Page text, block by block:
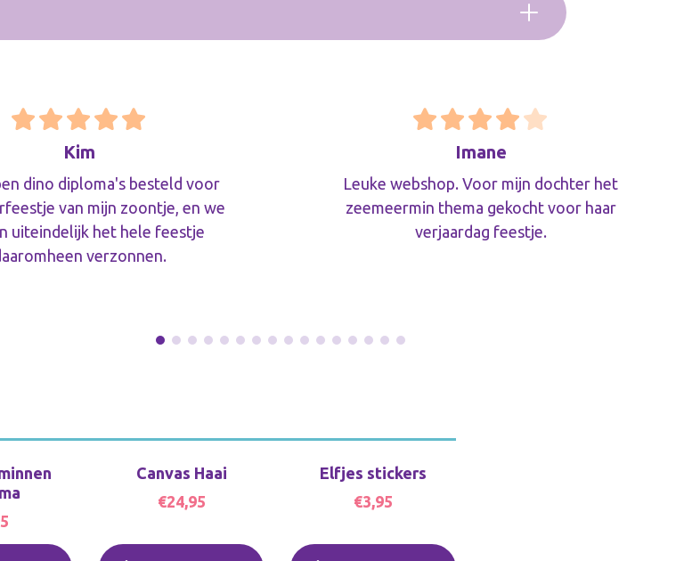
Kim
dino diploma's besteld voor
van mijn zoontje, en we
uiteindelijk het hele feestje
verzonnen.
Imane
Leuke webshop. Voor mijn dochter het
zeemeermin thema gekocht voor haar
verjaardag feestje.
Canvas Haai
€24,95
Elfjes stickers
€3,95